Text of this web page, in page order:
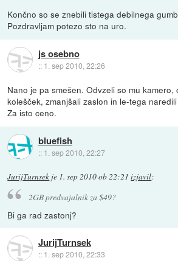
Končno so se znebili tistega debilnega
Pozdravljam potezo sto na uro.
js osebno
:: 1. sep 2010, 22:26
Nano je pa smešen. Odvzeli so mu kamero,
kolešček, zmanjšali zaslon in le-tega
Za isto ceno.
bluefish
:: 1. sep 2010, 22:27
JurijTurnsek je 1. sep 2010 ob 22:21 izjavil:
2GB predvajalnik za $49?
Bi ga rad zastonj?
JurijTurnsek
:: 1. sep 2010, 22:33